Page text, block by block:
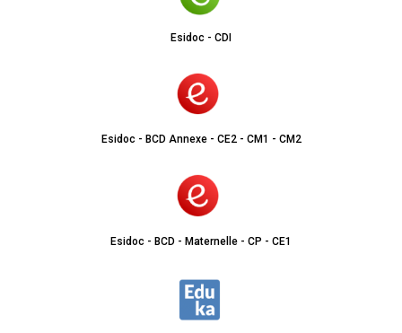
Esidoc - CDI
Esidoc - BCD Annexe - CE2 - CM1 - CM2
Esidoc - BCD - Maternelle - CP - CE1